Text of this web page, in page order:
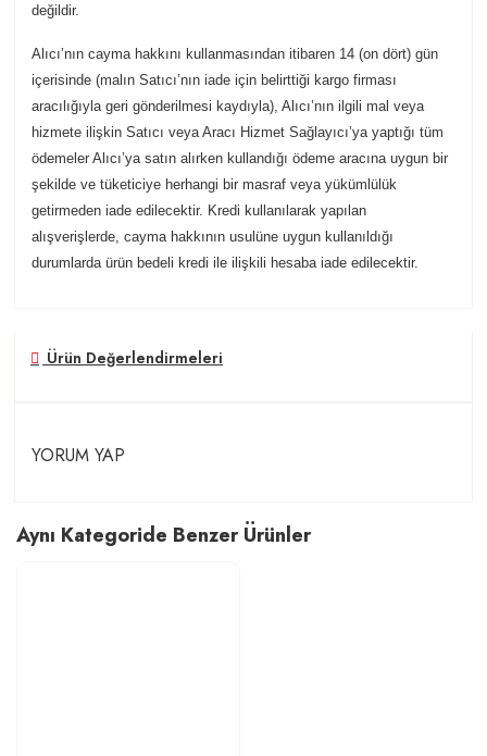
değildir.
Alıcı’nın cayma hakkını kullanmasından itibaren 14 (on dört) gün
içerisinde (malın Satıcı’nın iade için belirttiği kargo firması
aracılığıyla geri gönderilmesi kaydıyla), Alıcı’nın ilgili mal veya
hizmete ilişkin Satıcı veya Aracı Hizmet Sağlayıcı’ya yaptığı tüm
ödemeler Alıcı’ya satın alırken kullandığı ödeme aracına uygun bir
şekilde ve tüketiciye herhangi bir masraf veya yükümlülük
getirmeden iade edilecektir. Kredi kullanılarak yapılan
alışverişlerde, cayma hakkının usulüne uygun kullanıldığı
durumlarda ürün bedeli kredi ile ilişkili hesaba iade edilecektir.
Ürün Değerlendirmeleri
YORUM YAP
Aynı Kategoride Benzer Ürünler